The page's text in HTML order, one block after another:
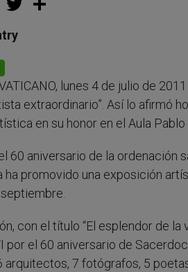
a
e
b
o
k
w
lunes 4 de julio de
extraordinario”. Así lo afirmó
en su honor en el Aula Pablo
60 aniversario de la ordenación
ha promovido una exposición
con el título “El esplendor de
por el 60 aniversario de
7 fotógrafos, 5